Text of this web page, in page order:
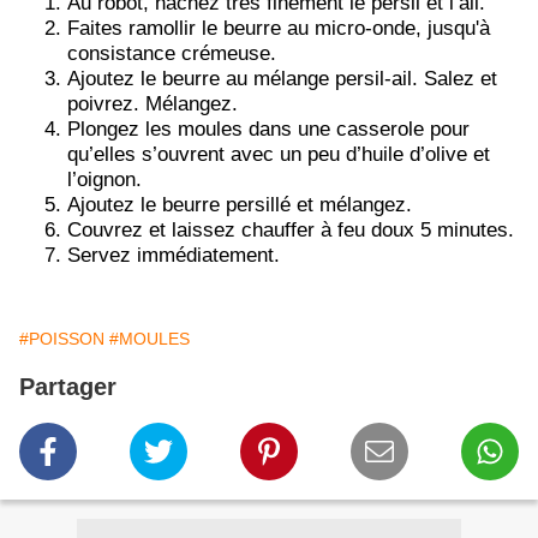
Faites ramollir le beurre au micro-onde, jusqu'à
consistance crémeuse.
Ajoutez le beurre au mélange persil-ail. Salez et
poivrez. Mélangez.
Plongez les moules dans une casserole pour
qu’elles s’ouvrent avec un peu d’huile d’olive et
l’oignon.
Ajoutez le beurre persillé et mélangez.
Couvrez et laissez chauffer à feu doux 5 minutes.
Servez immédiatement.
#POISSON #MOULES
Partager